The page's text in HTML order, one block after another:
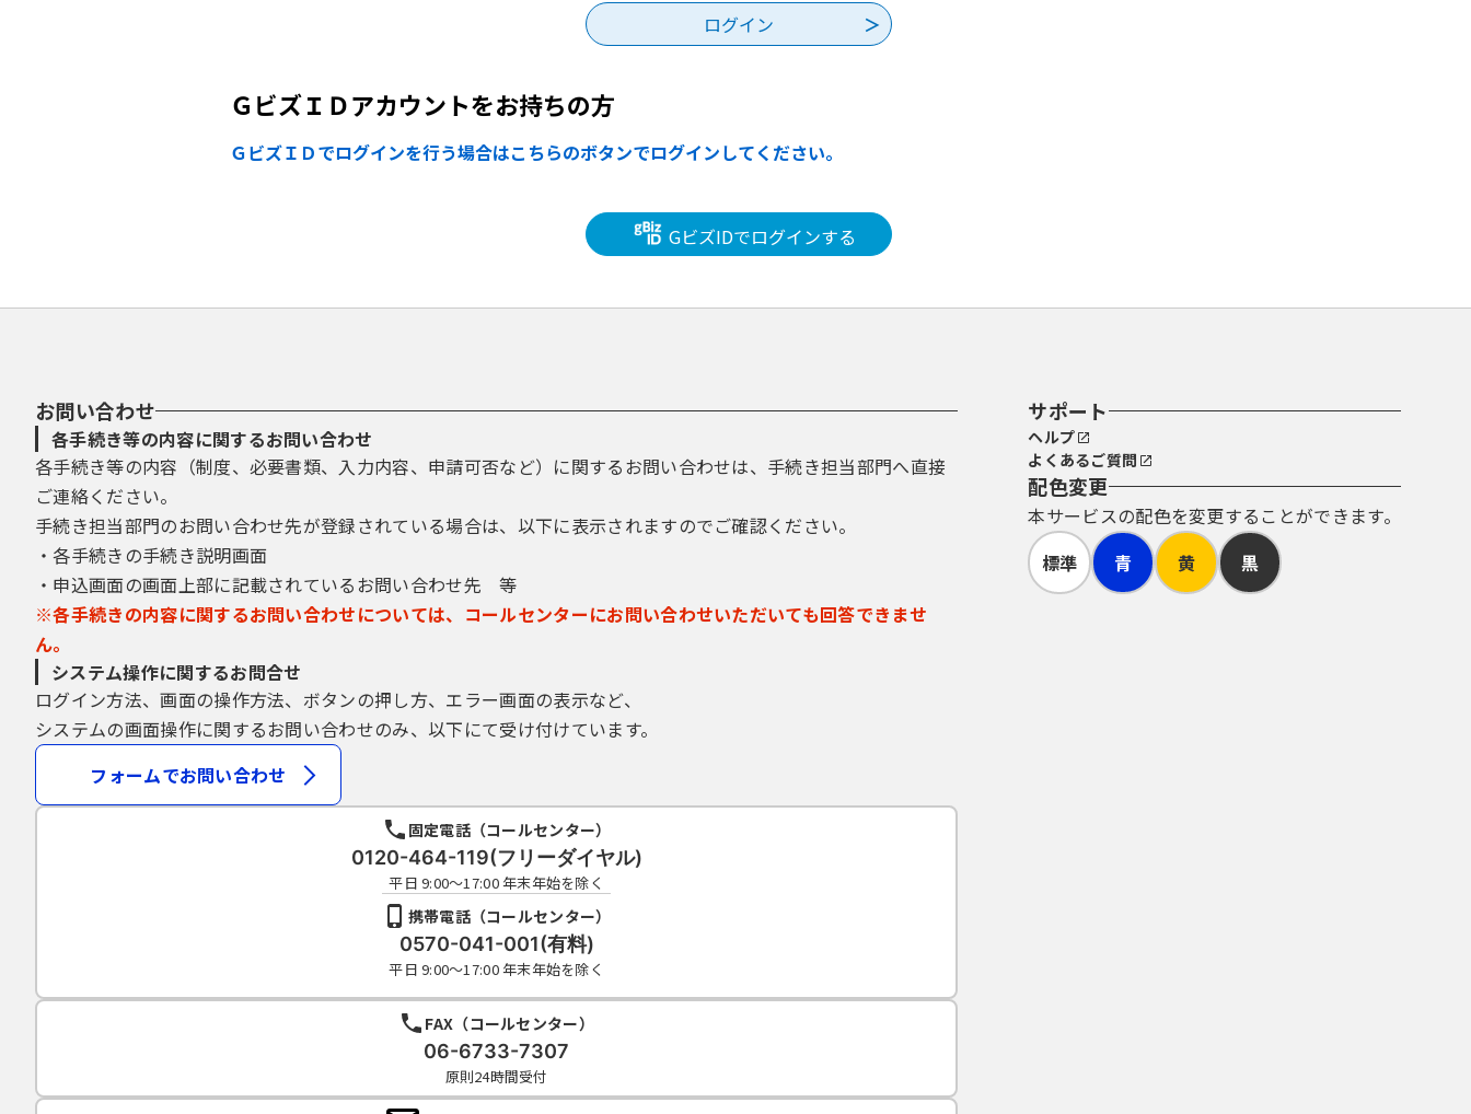
ＧビズＩＤアカウントをお持ちの方
ＧビズＩＤでログインを行う場合はこちらのボタンでログインしてください。
GビズIDでログインする
お問い合わせ
各手続き等の内容に関するお問い合わせ
各手続き等の内容（制度、必要書類、入力内容、申請可否など）に関するお問い合わせは、手続き担当部門へ直接
ご連絡ください。
手続き担当部門のお問い合わせ先が登録されている場合は、以下に表示されますのでご確認ください。
・各手続きの手続き説明画面
・申込画面の画面上部に記載されているお問い合わせ先 等
※各手続きの内容に関するお問い合わせについては、コールセンターにお問い合わせいただいても回答できませ
ん。
システム操作に関するお問合せ
ログイン方法、画面の操作方法、ボタンの押し方、エラー画面の表示など、
システムの画面操作に関するお問い合わせのみ、以下にて受け付けています。
フォームでお問い合わせ
固定電話（コールセンター）
0120-464-119(フリーダイヤル)
平日 9:00～17:00 年末年始を除く
携帯電話（コールセンター）
0570-041-001(有料)
平日 9:00～17:00 年末年始を除く
FAX（コールセンター）
06-6733-7307
原則24時間受付
サポート
ヘルプ
よくあるご質問
配色変更
本サービスの配色を変更することができます。
標準
青 黄 黒